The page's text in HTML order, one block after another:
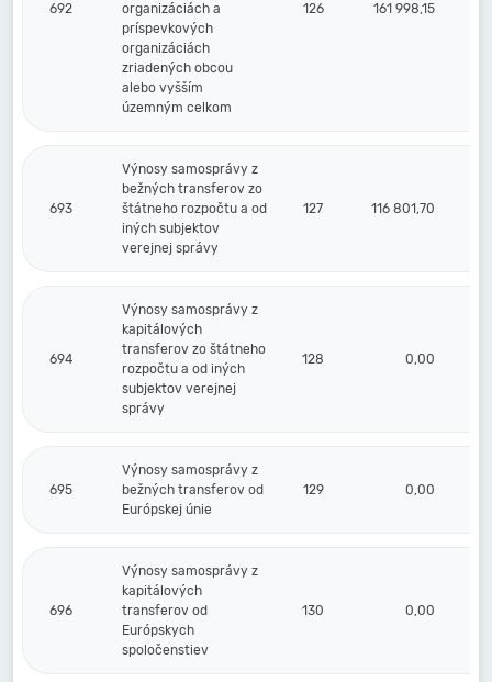
692
organizáciách a
príspevkových
organizáciách
zriadených obcou
alebo vyšším
územným celkom
126 161 998,15
693
Výnosy samosprávy z
bežných transferov zo
štátneho rozpočtu a od
iných subjektov
verejnej správy
127 116 801,70
694
Výnosy samosprávy z
kapitálových
transferov zo štátneho
rozpočtu a od iných
subjektov verejnej
správy
128 0,00
695
Výnosy samosprávy z
bežných transferov od
Európskej únie
129 0,00
696
Výnosy samosprávy z
kapitálových
transferov od
Európskych
spoločenstiev
130 0,00